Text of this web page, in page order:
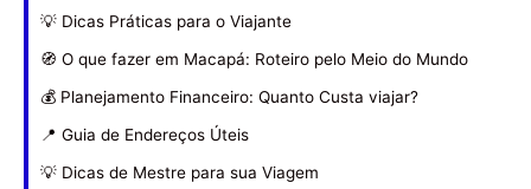
💡 Dicas Práticas para o Viajante
🧭 O que fazer em Macapá: Roteiro pelo Meio do Mundo
💰 Planejamento Financeiro: Quanto Custa viajar?
📍 Guia de Endereços Úteis
💡 Dicas de Mestre para sua Viagem